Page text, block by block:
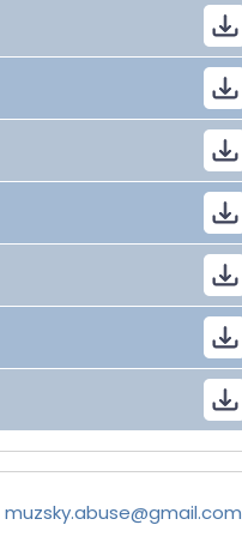
muzsky.abuse@gmail.com